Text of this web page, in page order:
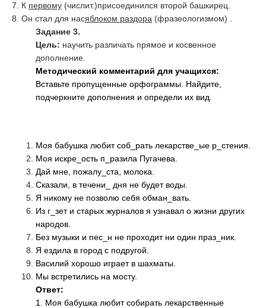
7. К первому (числит.)присоединился второй башкирец.
8. Он стал для насяблоком раздора (фразеологизмом) .
Задание 3.
Цель: научить различать прямое и косвенное
дополнение.
Методический комментарий для учащихся:
Вставьте пропущенные орфограммы. Найдите,
подчеркните дополнения и определи их вид.
Моя бабушка любит соб_рать лекарстве_ые р_стения.
Моя искре_ость п_разила Пугачева.
Дай мне, пожалу_ста, молока.
Сказали, в течени_ дня не будет воды.
Я никому не позволю себя обман_вать.
Из г_зет и старых журналов я узнавал о жизни других
народов.
Без музыки и пес_н не проходит ни один праз_ник.
Я ездила в город с подругой.
Василий хорошо играет в шахматы.
Мы встретились на мосту.
Ответ:
1. Моя бабушка любит собирать лекарственные